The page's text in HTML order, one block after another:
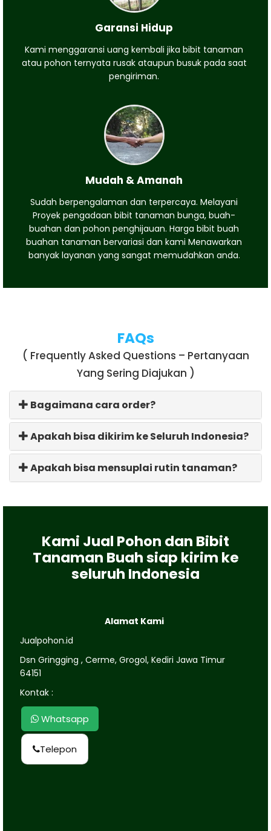
Garansi Hidup
Kami menggaransi uang kembali jika bibit tanaman
atau pohon ternyata rusak ataupun busuk pada saat
pengiriman.
Mudah & Amanah
Sudah berpengalaman dan terpercaya. Melayani
Proyek pengadaan bibit tanaman bunga, buah-
buahan dan pohon penghijauan. Harga bibit buah
buahan tanaman bervariasi dan kami Menawarkan
banyak layanan yang sangat memudahkan anda.
FAQs
( Frequently Asked Questions – Pertanyaan
Yang Sering Diajukan )
Bagaimana cara order?
Apakah bisa dikirim ke Seluruh Indonesia?
Apakah bisa mensuplai rutin tanaman?
Kami Jual Pohon dan Bibit
Tanaman Buah siap kirim ke
seluruh Indonesia
Alamat Kami
Jualpohon.id
Dsn Gringging , Cerme, Grogol, Kediri Jawa Timur
64151
Kontak :
Whatsapp
Telepon